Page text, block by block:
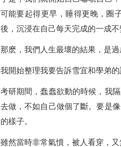
可能要起得更早，睡得更晚，圈
後，沉浸在自己每天完成的一成
那麽，我們人生最壞的結果，是
我開始整理我要告訴雪宜和學弟
考研期間，蠢蠢欲動的時候，我
去做，不如自己做個了斷。要是
的樣子。
雖然當時非常氣憤，被人看穿，又